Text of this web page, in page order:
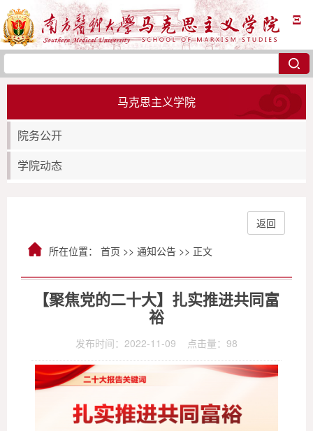
Ξ
马克思主义学院
院务公开
学院动态
所在位置： 首页 >> 通知公告 >> 正文
返回
【聚焦党的二十大】扎实推进共同富
裕
发布时间：2022-11-09 点击量： 98